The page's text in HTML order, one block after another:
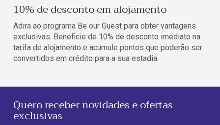
10% de desconto em alojamento
Adira ao programa Be our Guest para obter vantagens
exclusivas. Beneficie de 10% de desconto imediato na
tarifa de alojamento e acumule pontos que poderão ser
convertidos em crédito para a sua estadia.
Quero receber novidades e ofertas
exclusivas